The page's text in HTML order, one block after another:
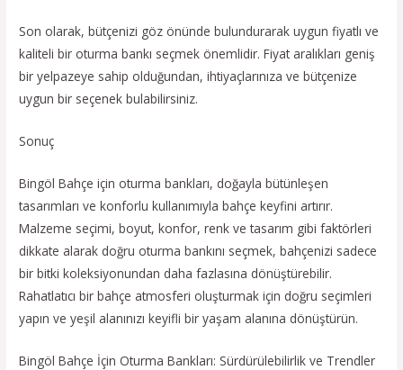
Son olarak, bütçenizi göz önünde bulundurarak uygun fiyatlı ve
kaliteli bir oturma bankı seçmek önemlidir. Fiyat aralıkları geniş
bir yelpazeye sahip olduğundan, ihtiyaçlarınıza ve bütçenize
uygun bir seçenek bulabilirsiniz.
Sonuç
Bingöl Bahçe için oturma bankları, doğayla bütünleşen
tasarımları ve konforlu kullanımıyla bahçe keyfini artırır.
Malzeme seçimi, boyut, konfor, renk ve tasarım gibi faktörleri
dikkate alarak doğru oturma bankını seçmek, bahçenizi sadece
bir bitki koleksiyonundan daha fazlasına dönüştürebilir.
Rahatlatıcı bir bahçe atmosferi oluşturmak için doğru seçimleri
yapın ve yeşil alanınızı keyifli bir yaşam alanına dönüştürün.
Bingöl Bahçe İçin Oturma Bankları: Sürdürülebilirlik ve Trendler